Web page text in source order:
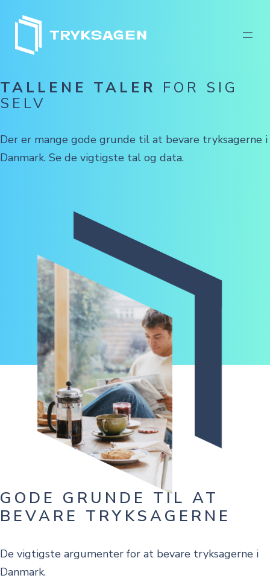
indhold
TALLENE TALER FOR SIG
SELV
Der er mange gode grunde til at bevare tryksagerne i
Danmark. Se de vigtigste tal og data.
GODE GRUNDE TIL AT
BEVARE TRYKSAGERNE
De vigtigste argumenter for at bevare tryksagerne i
Danmark.